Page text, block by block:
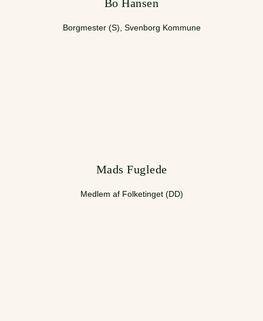
Bo Hansen
Borgmester (S), Svenborg Kommune
Mads Fuglede
Medlem af Folketinget (DD)